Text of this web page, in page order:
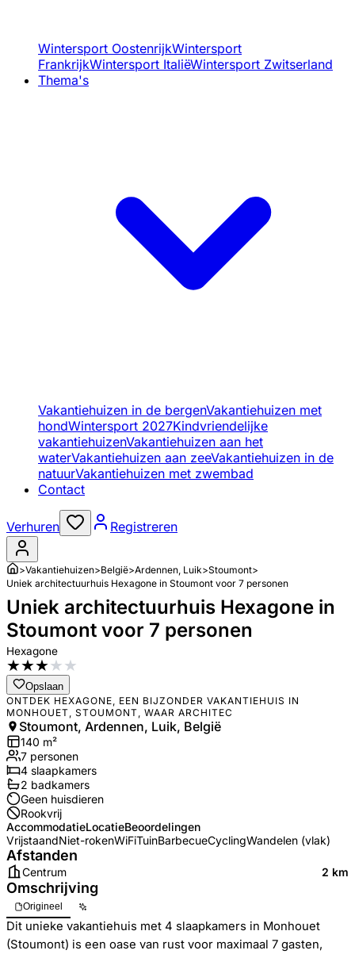
Wintersport OostenrijkWintersport
FrankrijkWintersport ItaliëWintersport Zwitserland
Thema's
Vakantiehuizen in de bergenVakantiehuizen met
hondWintersport 2027Kindvriendelijke
vakantiehuizenVakantiehuizen aan het
waterVakantiehuizen aan zeeVakantiehuizen in de
natuurVakantiehuizen met zwembad
Contact
Verhuren Registreren
>Vakantiehuizen>België>Ardennen, Luik>Stoumont>
Uniek architectuurhuis Hexagone in Stoumont voor 7 personen
Uniek architectuurhuis Hexagone in
Stoumont voor 7 personen
Hexagone
★★★★★
Opslaan
ONTDEK HEXAGONE, EEN BIJZONDER VAKANTIEHUIS IN
MONHOUET, STOUMONT, WAAR ARCHITEC
Stoumont, Ardennen, Luik, België
140 m²
7 personen
4 slaapkamers
2 badkamers
Geen huisdieren
Rookvrij
AccommodatieLocatieBeoordelingen
VrijstaandNiet-rokenWiFiTuinBarbecueCyclingWandelen (vlak)
Afstanden
Centrum 2 km
Omschrijving
Origineel
Dit unieke vakantiehuis met 4 slaapkamers in Monhouet
(Stoumont) is een oase van rust voor maximaal 7 gasten,